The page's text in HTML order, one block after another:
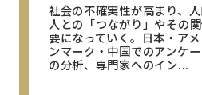
社会の不確実性が高まり、人
人との「つながり」やその
要になっていく。日本・ア
ンマーク・中国でのアンケ
の分析、専門家へのイン...